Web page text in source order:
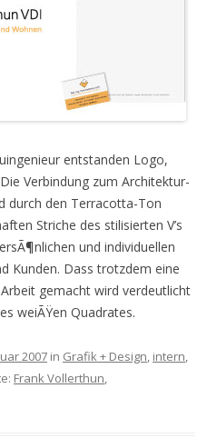
entstanden Logo,
Verbindung zum Architektur-
durch den Terracotta-Ton
Striche des stilisierten V’s
und individuellen
Kunden. Dass trotzdem eine
gemacht wird verdeutlicht
weiÃŸen Quadrates.
2007 in Grafik + Design, intern,
Frank Vollerthun,